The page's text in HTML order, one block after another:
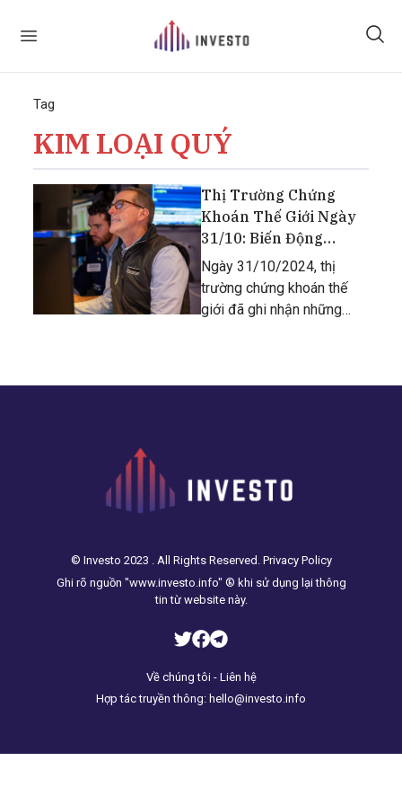
Tag
KIM LOẠI QUÝ
Thị Trường Chứng
Khoán Thế Giới Ngày
31/10: Biến Động
Trước Các Tín Hiệu
Kinh Tế
Ngày 31/10/2024, thị
trường chứng khoán thế
giới đã ghi nhận những
© Investo 2023 . All Rights Reserved. Privacy Policy
Ghi rõ nguồn "www.investo.info" ® khi sử dụng lại thông
tin từ website này.
Về chúng tôi - Liên hệ
Hợp tác truyền thông: hello@investo.info